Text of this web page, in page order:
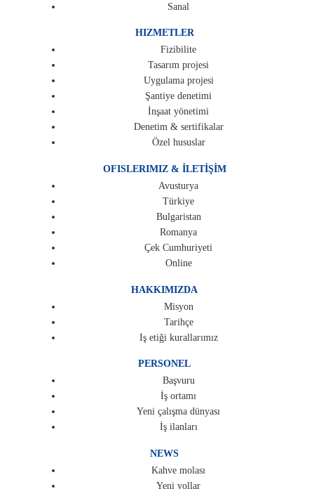
Sanal
HIZMETLER
Fizibilite
Tasarım projesi
Uygulama projesi
Şantiye denetimi
İnşaat yönetimi
Denetim & sertifikalar
Özel hususlar
OFISLERIMIZ & İLETİŞİM
Avusturya
Türkiye
Bulgaristan
Romanya
Çek Cumhuriyeti
Online
HAKKIMIZDA
Misyon
Tarihçe
Iş etiği kurallarımız
PERSONEL
Başvuru
İş ortamı
Yeni çalışma dünyası
İş ilanları
NEWS
Kahve molası
Yeni yollar